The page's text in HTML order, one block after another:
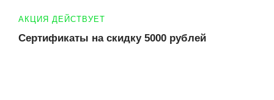
АКЦИЯ ДЕЙСТВУЕТ
Сертификаты на скидку 5000 рублей